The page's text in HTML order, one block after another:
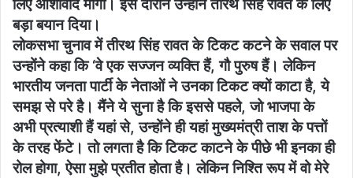
लिए आशीर्वाद मांगा। इस दौरान उन्होंने तीरथ सिंह रावत के लिए
बड़ा बयान दिया।
लोकसभा चुनाव में तीरथ सिंह रावत के टिकट कटने के सवाल पर
उन्होंने कहा कि ‘वे एक सज्जन व्यक्ति हैं, गौ पुरुष हैं। लेकिन
भारतीय जनता पार्टी के नेताओं ने उनका टिकट क्यों काटा है, ये
समझ से परे है। मैंने ये सुना है कि इससे पहले, जो भाजपा के
अभी प्रत्याशी हैं यहां से, उन्होंने ही यहां मुख्यमंत्री ताश के पत्तों
के तरह फेंटे। तो लगता है कि टिकट काटने के पीछे भी इनका ही
रोल होगा, ऐसा मुझे प्रतीत होता है। लेकिन निश्ति रूप में वो मेरे